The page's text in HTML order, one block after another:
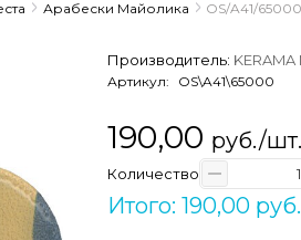
Арабески Майолика OS/A41/
Производитель: KERAMA
Артикул: OS\A41\65000
190,00 руб./шт.
Количество
Итого: 190,00 руб.